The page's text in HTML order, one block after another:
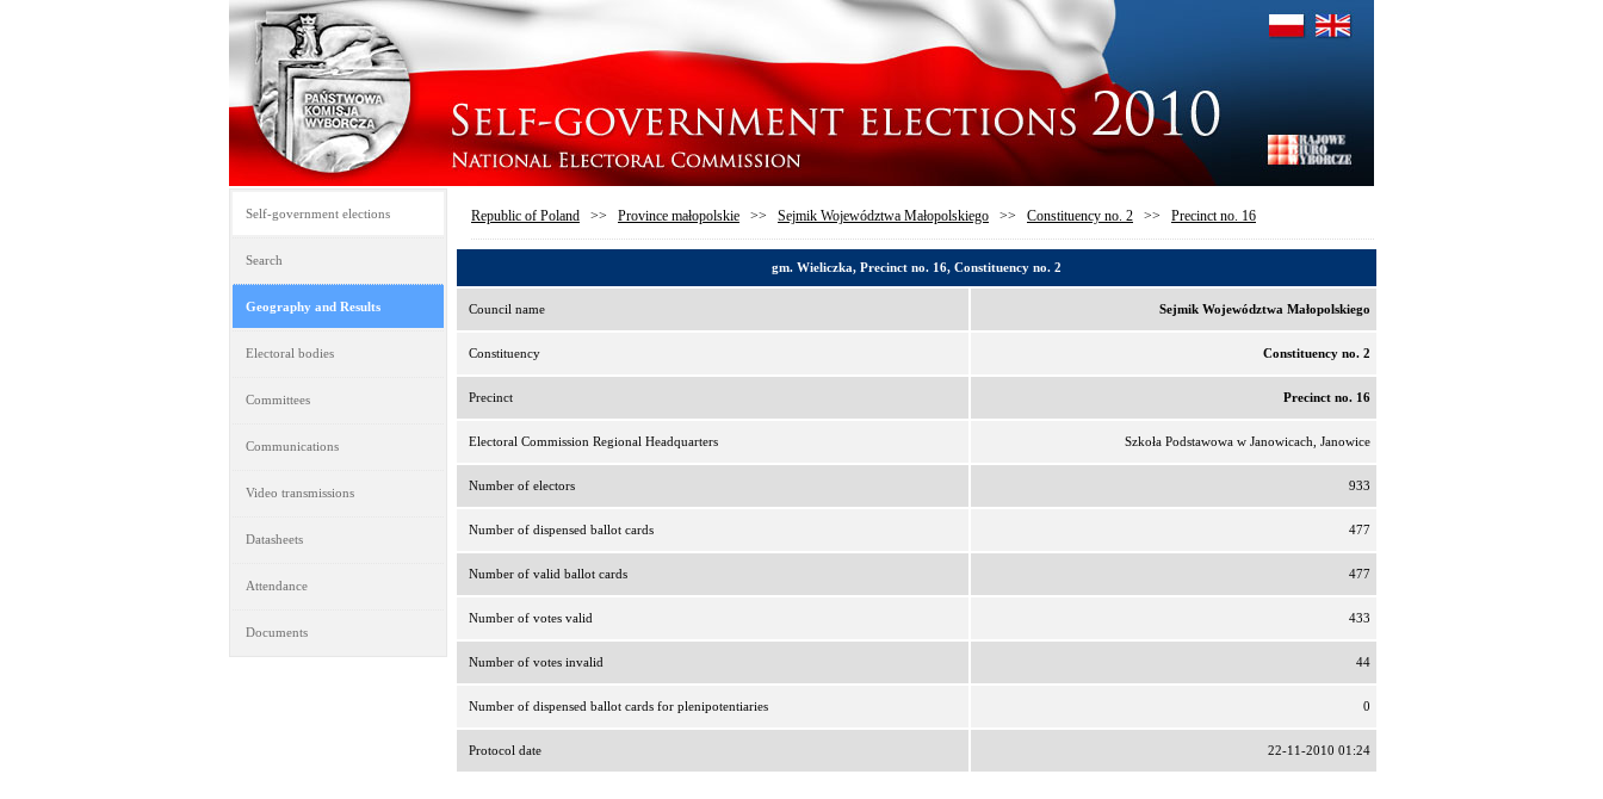
Self-government elections
Search
Geography and Results
Electoral bodies
Committees
Communications
Video transmissions
Datasheets
Attendance
Documents
Republic of Poland >> Province małopolskie >> Sejmik Województwa Małopolskiego >> Constituency no. 2 >> Precinct no. 16
gm. Wieliczka, Precinct no. 16, Constituency no. 2
Council name Sejmik Województwa Małopolskiego
Constituency Constituency no. 2
Precinct Precinct no. 16
Electoral Commission Regional Headquarters Szkoła Podstawowa w Janowicach, Janowice
Number of electors 933
Number of dispensed ballot cards 477
Number of valid ballot cards 477
Number of votes valid 433
Number of votes invalid 44
Number of dispensed ballot cards for plenipotentiaries 0
Protocol date 22-11-2010 01:24